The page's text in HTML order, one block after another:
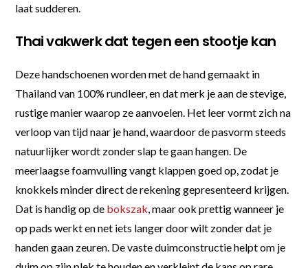
laat sudderen.
Thai vakwerk dat tegen een stootje kan
Deze handschoenen worden met de hand gemaakt in
Thailand van 100% rundleer, en dat merk je aan de stevige,
rustige manier waarop ze aanvoelen. Het leer vormt zich na
verloop van tijd naar je hand, waardoor de pasvorm steeds
natuurlijker wordt zonder slap te gaan hangen. De
meerlaagse foamvulling vangt klappen goed op, zodat je
knokkels minder direct de rekening gepresenteerd krijgen.
Dat is handig op de bokszak, maar ook prettig wanneer je
op pads werkt en net iets langer door wilt zonder dat je
handen gaan zeuren. De vaste duimconstructie helpt om je